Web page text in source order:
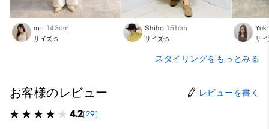
mii 143cm
サイズ:S
Shiho 151cm
サイズ:S
Yuki
サ
スタイリングをもっとみる
お客様のレビュー レビューを書く
4.2(29)